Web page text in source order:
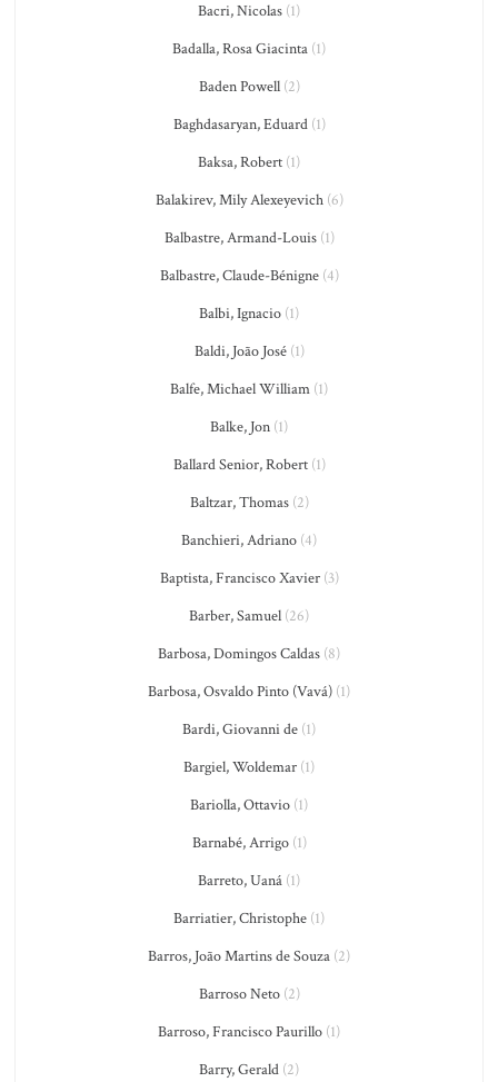
Bacri, Nicolas (1)
Badalla, Rosa Giacinta (1)
Baden Powell(2)
Baghdasaryan, Eduard(1)
Baksa, Robert (1)
Balakirev, Mily Alexeyevich(6)
Balbastre, Armand-Louis(1)
Balbastre, Claude-Bénigne(4)
Balbi, Ignacio (1)
Baldi, João José(1)
Balfe, Michael William (1)
Balke, Jon (1)
Ballard Senior, Robert(1)
Baltzar, Thomas(2)
Banchieri, Adriano (4)
Baptista, Francisco Xavier(3)
Barber, Samuel (26)
Barbosa, Domingos Caldas (8)
Barbosa, Osvaldo Pinto (Vavá) (1)
Bardi, Giovanni de (1)
Bargiel, Woldemar (1)
Bariolla, Ottavio (1)
Barnabé, Arrigo(1)
Barreto, Uaná (1)
Barriatier, Christophe (1)
Barros, João Martins de Souza (2)
Barroso Neto(2)
Barroso, Francisco Paurillo (1)
Barry, Gerald (2)